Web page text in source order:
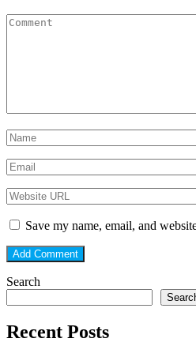
Save my name, email, and
Search
Recent Posts